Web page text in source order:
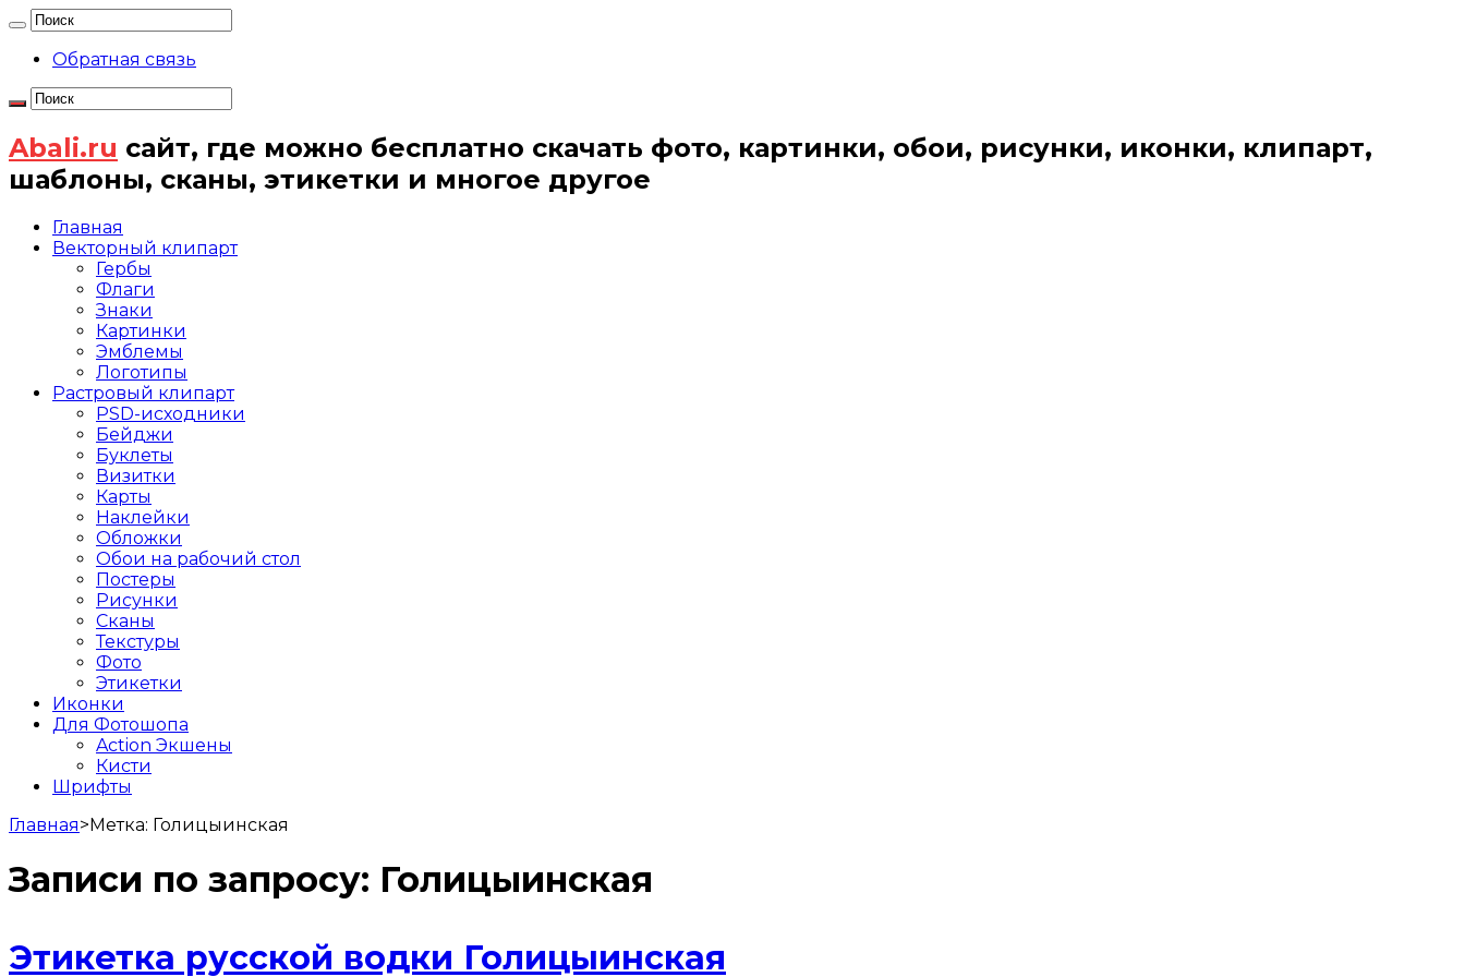
Обратная связь
Abali.ru сайт, где можно бесплатно скачать фото, картинки, обои, рисунки, иконки, клипарт,
шаблоны, сканы, этикетки и многое другое
Главная
Векторный клипарт
Гербы
Флаги
Знаки
Картинки
Эмблемы
Логотипы
Растровый клипарт
PSD-исходники
Бейджи
Буклеты
Визитки
Карты
Наклейки
Обложки
Обои на рабочий стол
Постеры
Рисунки
Сканы
Текстуры
Фото
Этикетки
Иконки
Для Фотошопа
Action Экшены
Кисти
Шрифты
Главная>Метка: Голицыинская
Записи по запросу: Голицыинская
Этикетка русской водки Голицыинская